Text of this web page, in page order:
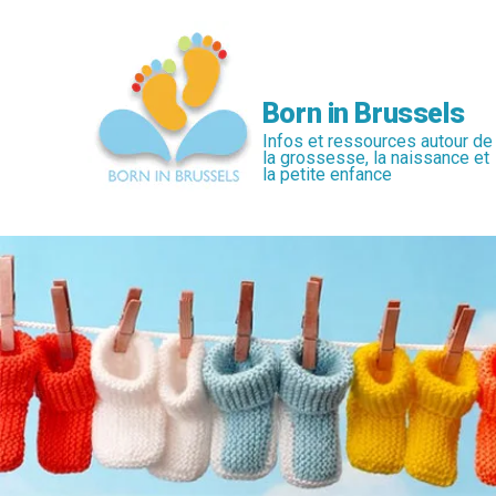
Born in Brussels
Infos et ressources autour de
la grossesse, la naissance et
la petite enfance